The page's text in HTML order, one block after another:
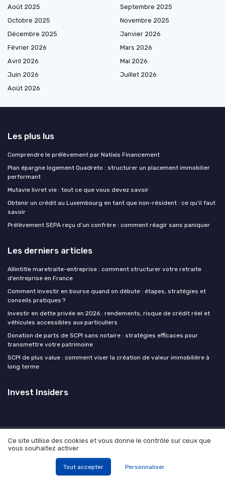
Août 2025
Septembre 2025
Octobre 2025
Novembre 2025
Décembre 2025
Janvier 2026
Février 2026
Mars 2026
Avril 2026
Mai 2026
Juin 2026
Juillet 2026
Août 2026
Les plus lus
Comprendre le prélèvement par Natixis Financement
Plan épargne logement Quadreto : structurer un placement immobilier
performant
Mutavie livret vie : tout ce que vous devez savoir
Obtenir un crédit au Luxembourg en tant que non-résident : ce qu'il faut
savoir
Prélèvement SEPA reçu d’un confrère : comment réagir sans paniquer
Les derniers articles
Allintitle maretraite-entreprise : comment structurer votre retraite
d’entreprise en France
Comment investir en bourse quand on débute : étapes, stratégies et
conseils pratiques ?
Investir en dette privée en 2026 : rendements, risque de crédit réel et
véhicules accessibles aux particuliers
Donation de parts de SCPI sans notaire : stratégies efficaces pour
transmettre votre patrimoine
SCPI de plus value : comment viser la création de valeur immobilière à
long terme
Invest Insiders
Mentions légales Politique de confidentialité
Devis
© Invest Insiders 2026
Ce site utilise des cookies et vous donne le contrôle sur ceux que
vous souhaitez activer
Tout accepter Personnaliser